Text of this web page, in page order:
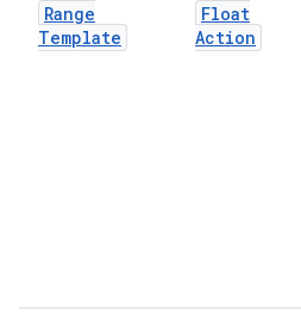
Range
Template
Float
Action